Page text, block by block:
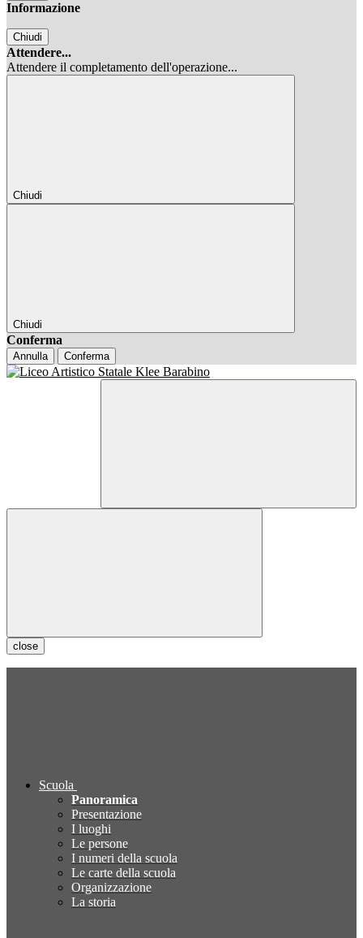
Informazione
Chiudi
Attendere...
Attendere il completamento dell'operazione...
Chiudi
Chiudi
Conferma
Annulla Conferma
close
Scuola
Panoramica
Presentazione
I luoghi
Le persone
I numeri della scuola
Le carte della scuola
Organizzazione
La storia